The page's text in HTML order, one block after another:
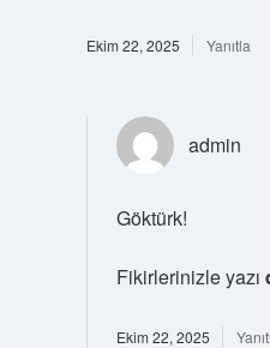
Ekim 22, 2025 Yanıtla
admin
Göktürk!
Fikirlerinizle yazı
Ekim 22, 2025